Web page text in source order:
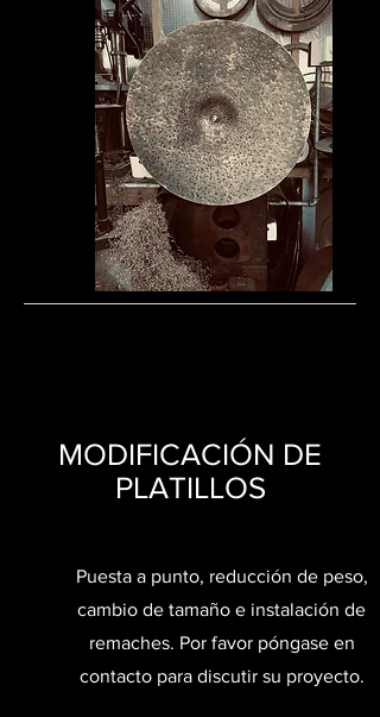
MODIFICACIÓN DE
PLATILLOS
Puesta a punto, reducción de peso,
cambio de tamaño e instalación de
remaches. Por favor póngase en
contacto para discutir su proyecto.